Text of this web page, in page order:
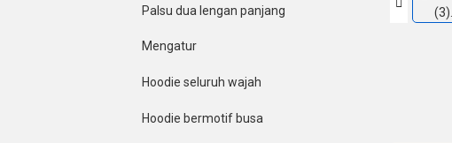
Palsu dua lengan panjang
Mengatur
Hoodie seluruh wajah
Hoodie bermotif busa